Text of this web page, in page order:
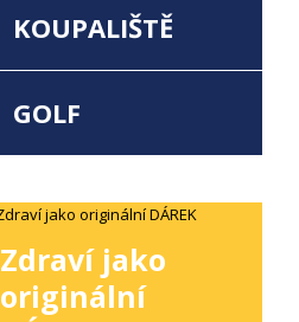
KOUPALIŠTĚ
GOLF
Zdraví jako
originální